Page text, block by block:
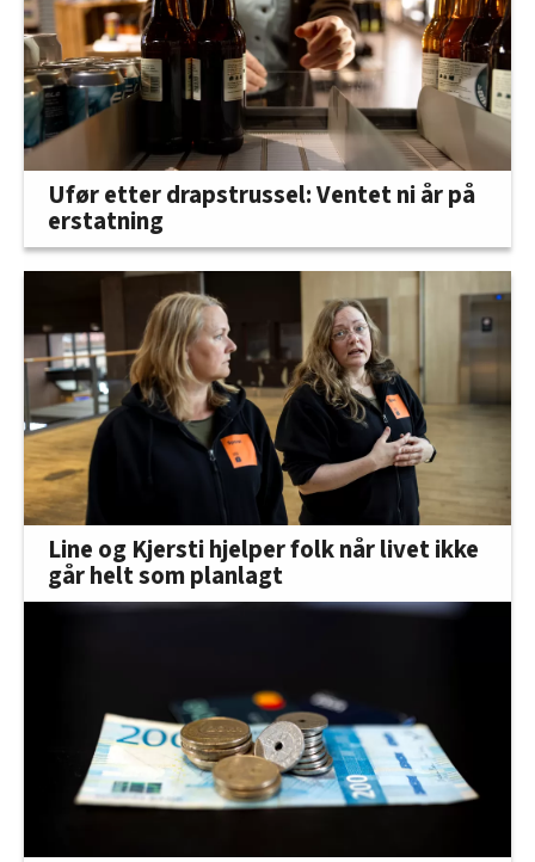
Ufør etter drapstrussel: Ventet ni år på
erstatning
Line og Kjersti hjelper folk når livet ikke
går helt som planlagt